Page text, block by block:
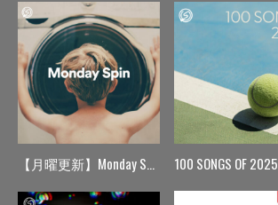
【月曜更新】Monday Spin 100 SONGS OF 2025